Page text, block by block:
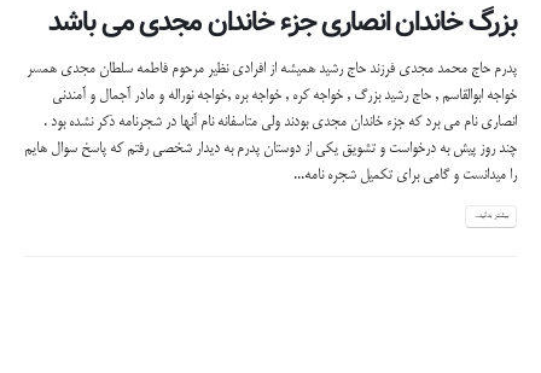
بزرگ خاندان انصاری جزء خاندان مجدی می باشد
پدرم حاج محمد مجدی فرزند حاج رشید همیشه از افرادی نظیر مرحوم فاطمه سلطان مجدی همسر
خواجه ابوالقاسم , حاج رشید بزرگ , خواجه کره , خواجه بره ,خواجه نوراله و مادر آجمال و آمندنی
انصاری نام می برد که جزء خاندان مجدی بودند ولی متاسفانه نام آنها در شجرنامه ذکر نشده بود .
چند روز پیش به درخواست و تشویق یکی از دوستان پدرم به دیدار شخصی رفتم که پاسخ سوال هایم
را میدانست و گامی برای تکمیل شجره نامه...
بیشتر بدانید...